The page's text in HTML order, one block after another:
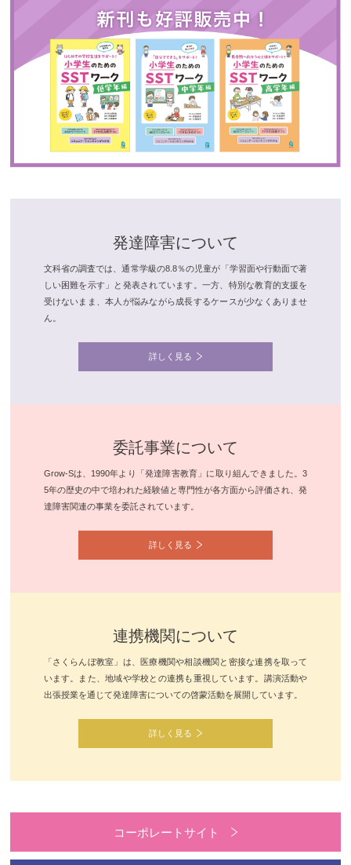
発達障害について
文科省の調査では、通常学級の8.8％の児童が「学習面や行動面で著
しい困難を示す」と発表されています。一方、特別な教育的支援を
受けないまま、本人が悩みながら成長するケースが少なくありませ
ん。
詳しく見る
委託事業について
Grow-Sは、1990年より「発達障害教育」に取り組んできました。3
5年の歴史の中で培われた経験値と専門性が各方面から評価され、発
達障害関連の事業を委託されています。
詳しく見る
連携機関について
「さくらんぼ教室」は、医療機関や相談機関と密接な連携を取って
います。また、地域や学校との連携も重視しています。講演活動や
出張授業を通じて発達障害についての啓蒙活動を展開しています。
詳しく見る
コーポレートサイト